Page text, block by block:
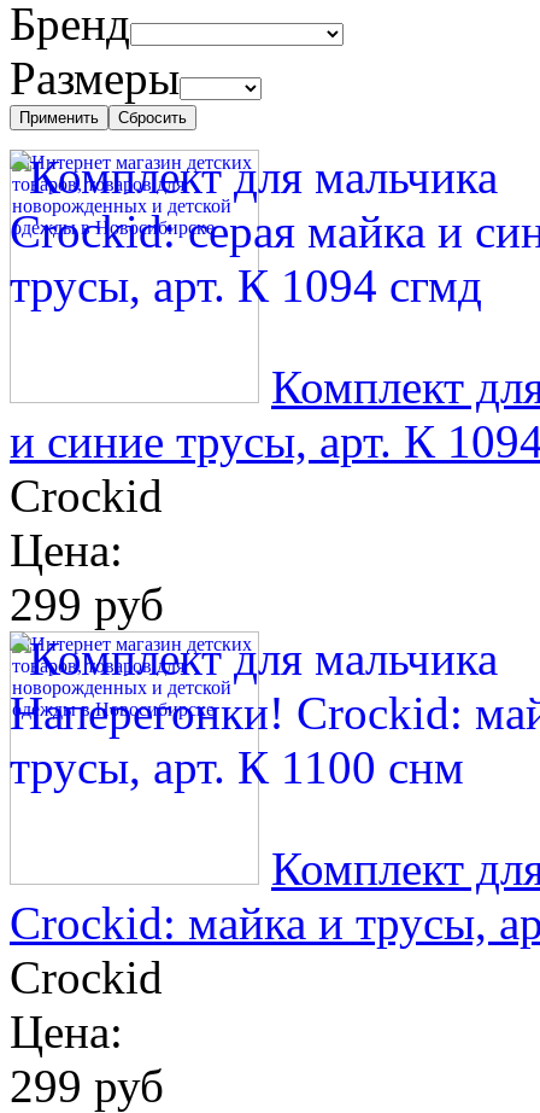
Бренд
Размеры
Комплект
и синие трусы, арт. К
Crockid
Цена:
299 руб
Комплект
Crockid: майка и трусы,
Crockid
Цена:
299 руб